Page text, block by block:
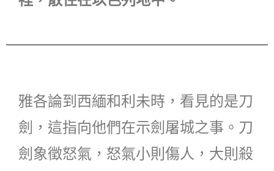
雅各論到西緬和利未時，看見的是刀
劍，這指向他們在示劍屠城之事。刀
劍象徵怒氣，怒氣小則傷人，大則殺